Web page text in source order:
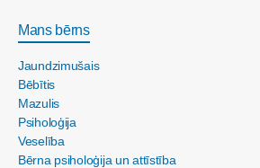
Mans bērns
Jaundzimušais
Bēbītis
Mazulis
Psiholoģija
Veselība
Bērna psiholoģija un attīstība